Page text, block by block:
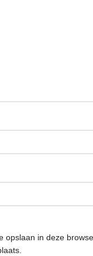
opslaan in deze